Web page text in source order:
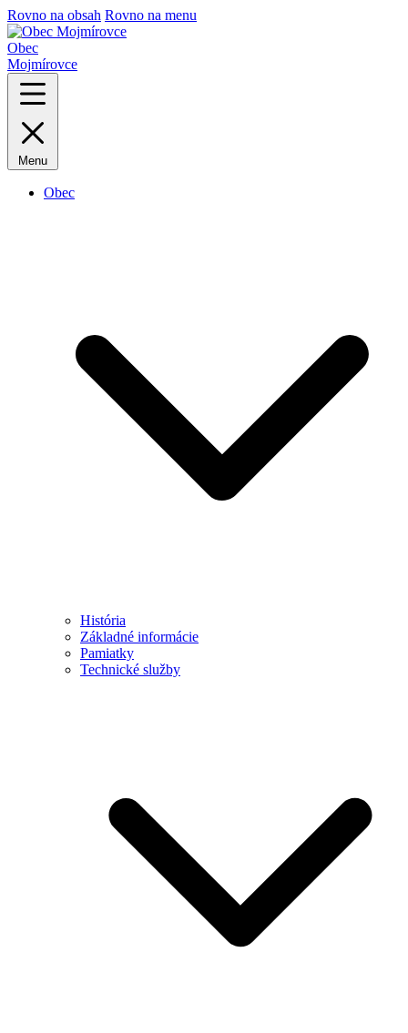
Rovno na obsah Rovno na menu
Obec
Mojmírovce
Menu
Obec
História
Základné informácie
Pamiatky
Technické služby